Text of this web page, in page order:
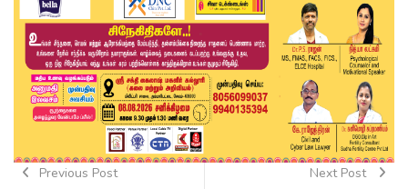
Previous Post Next Post